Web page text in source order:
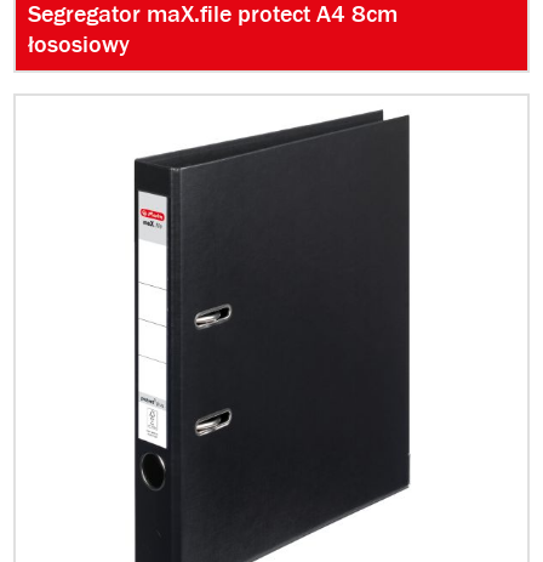
Segregator maX.file protect A4 8cm
łososiowy